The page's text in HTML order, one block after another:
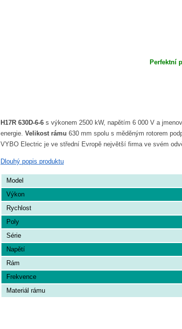
Perfektní
H17R 630D-6-6 s výkonem 2500 kW, napětím 6 000 V a
energie. Velikost rámu 630 mm spolu s měděným rotorem
VYBO Electric je ve střední Evropě největší firma ve svém
Dlouhý popis produktu
Model
Výkon
Rychlost
Poly
Série
Napětí
Rám
Frekvence
Materiál rámu